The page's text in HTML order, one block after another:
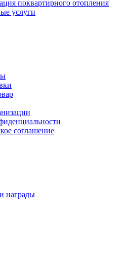
поквартирного отопления
услуги
соглашение
награды